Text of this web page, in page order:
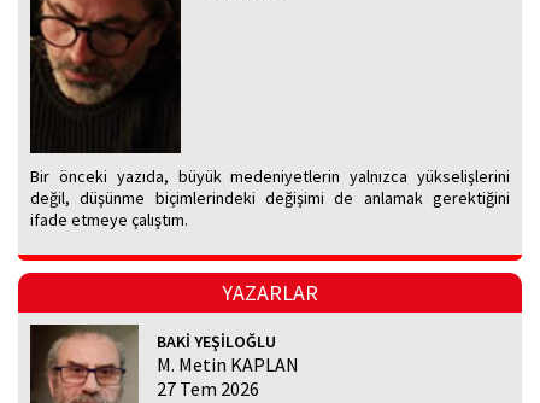
Bir önceki yazıda, büyük medeniyetlerin yalnızca yükselişlerini
değil, düşünme biçimlerindeki değişimi de anlamak gerektiğini
ifade etmeye çalıştım.
YAZARLAR
BAKİ YEŞİLOĞLU
M. Metin KAPLAN
27 Tem 2026